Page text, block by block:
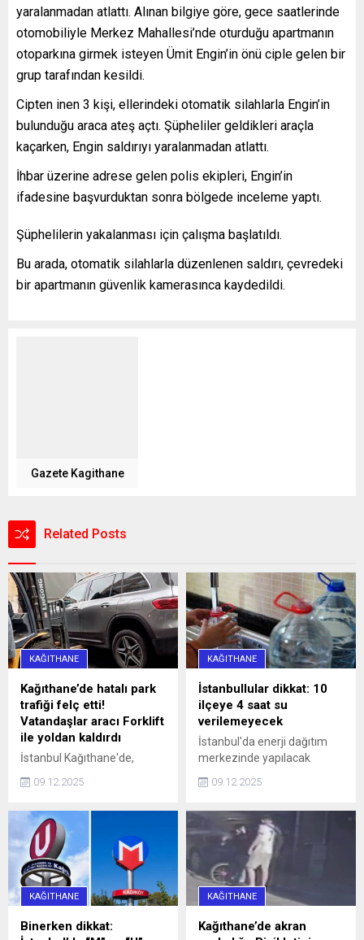
yaralanmadan atlattı. Alınan bilgiye göre, gece saatlerinde
otomobiliyle Merkez Mahallesi’nde oturduğu apartmanın
otoparkına girmek isteyen Ümit Engin’in önü ciple gelen bir
grup tarafından kesildi.
Cipten inen 3 kişi, ellerindeki otomatik silahlarla Engin’in
bulunduğu araca ateş açtı. Şüpheliler geldikleri araçla
kaçarken, Engin saldırıyı yaralanmadan atlattı.
İhbar üzerine adrese gelen polis ekipleri, Engin’in
ifadesine başvurduktan sonra bölgede inceleme yaptı.
Şüphelilerin yakalanması için çalışma başlatıldı.
Bu arada, otomatik silahlarla düzenlenen saldırı, çevredeki
bir apartmanın güvenlik kamerasınca kaydedildi.
Gazete Kagithane
Related Posts
KAĞITHANE
Kağıthane’de hatalı park
trafiği felç etti!
Vatandaşlar aracı Forklift
ile yoldan kaldırdı
İstanbul Kağıthane'de,
saat 16.00 sularında 34 SS
hatalı park nedeniyle
caddeyi araç trafiğine
kapattı. Araç sürücüleri ile
halk otobüsündeki
yurttaşlar, uzun bir süre
aracın sürücüsüne
ulaşmaya ...
09.12.2025
KAĞITHANE
İstanbullular dikkat: 10
ilçeye 4 saat su
verilemeyecek
İstanbul'da enerji dağıtım
merkezinde yapılacak
10 ilçeye 4 saat su
09.12.2025
KAĞITHANE
Binerken dikkat:
KAĞITHANE
Kağıthane’de akran